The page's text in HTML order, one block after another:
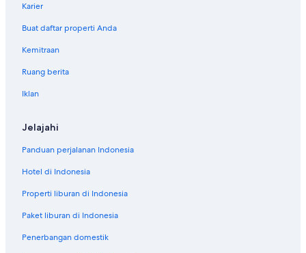
Karier
Buat daftar properti Anda
Kemitraan
Ruang berita
Iklan
Jelajahi
Panduan perjalanan Indonesia
Hotel di Indonesia
Properti liburan di Indonesia
Paket liburan di Indonesia
Penerbangan domestik